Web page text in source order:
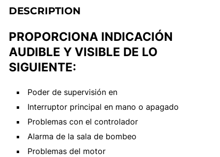
DESCRIPTION
PROPORCIONA INDICACIÓN
AUDIBLE Y VISIBLE DE LO
SIGUIENTE:
Poder de supervisión en
Interruptor principal en mano o apagado
Problemas con el controlador
Alarma de la sala de bombeo
Problemas del motor